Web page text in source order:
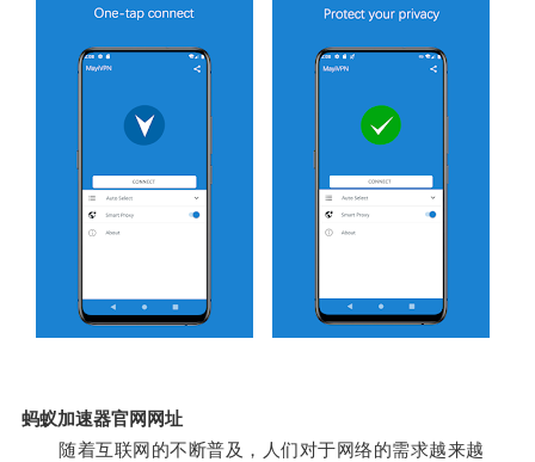
蚂蚁加速器官网网址
随着互联网的不断普及，人们对于网络的需求越来越